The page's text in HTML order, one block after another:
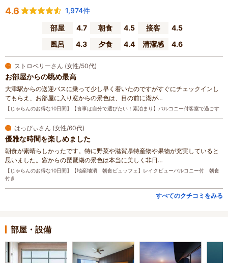
4.6
1,974件
部屋
4.7 朝食 4.5 接客
4.5
風呂
4.3 夕食 4.4 清潔感 4.6
ストロベリーさん (女性/50代)
お部屋からの眺め最高
大津駅からの送迎バスに乗って少し早く着いたのですがすぐにチェックインし
てもらえ、お部屋に入り窓からの景色は、目の前に湖が…
【じゃらんのお得な10日間】【食事は自分で選びたい！素泊まり】バルコニー付客室で過ごす
はっぴぃさん (女性/60代)
優雅な時間を楽しめました
朝食が素晴らしかったです。特に野菜や滋賀県特産物や果物が充実していると
思いました。窓からの琵琶湖の景色は本当に美しく非日…
【じゃらんのお得な10日間】【地産地消 朝食ビュッフェ】レイクビューバルコニー付 朝食
付き
すべてのクチコミをみる
部屋・設備